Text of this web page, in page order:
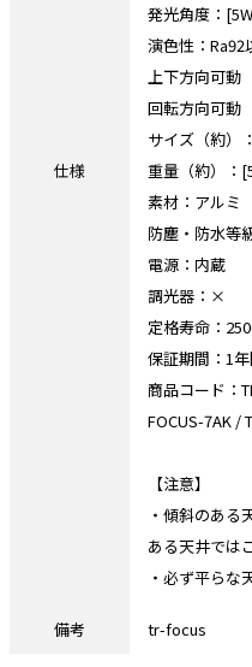
仕様
発光角度：
演色性：Ra92
上下方向可動
回転方向可動
サイズ（約）
重量（約）：
素材：アルミ
防塵・防水等
電源：内蔵
調光器：×
定格寿命：
保証期間：1
商品コード：
FOCUS-7AK /
【注意】
・傾斜のある
ある天井では
・必ず平らな
備考 tr-focus